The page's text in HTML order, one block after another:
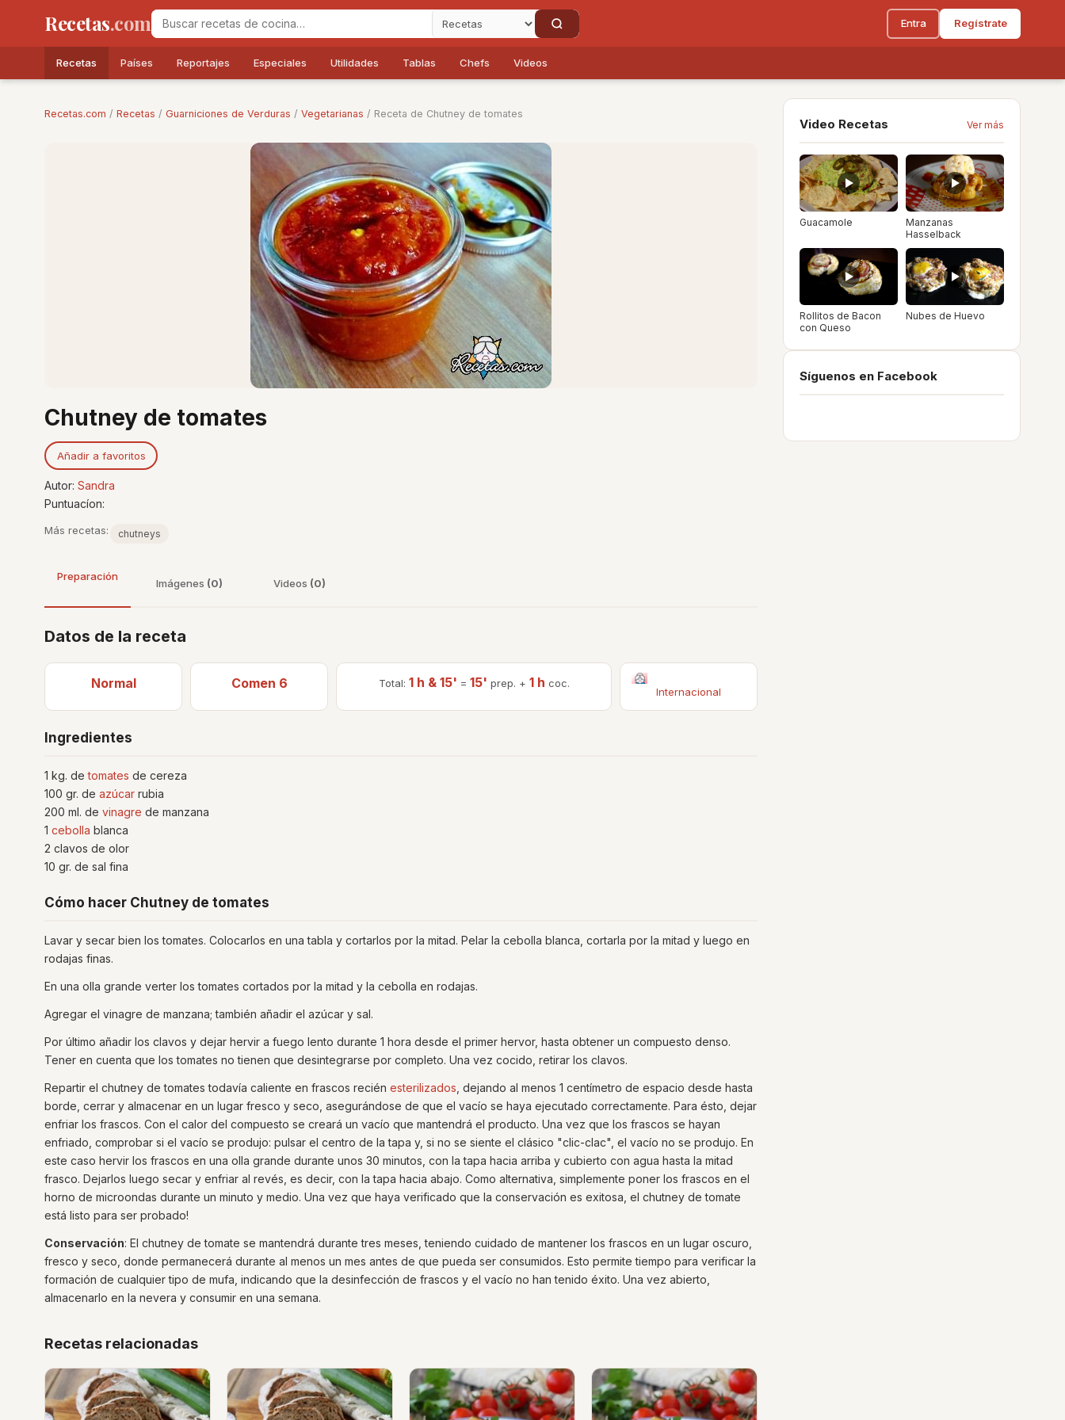
Recetas.com Entra Regístrate
Recetas Países Reportajes Especiales Utilidades Tablas Chefs Videos
Recetas.com / Recetas / Guarniciones de Verduras / Vegetarianas / Receta de Chutney de tomates
Chutney de tomates
Añadir a favoritos
Autor: Sandra
Puntuacíon:
Más recetas: chutneys
Preparación
Imágenes (0) Videos (0)
Datos de la receta
Normal Comen 6 Total: 1 h & 15' = 15' prep. + 1 h coc.
Internacional
Ingredientes
1 kg. detomates de cereza
100 gr. de azúcar rubia
200 ml. de vinagre de manzana
1 cebolla blanca
2 clavos de olor
10 gr. de sal fina
Cómo hacer Chutney de tomates
Lavar y secar bien los tomates. Colocarlos en una tabla y cortarlos por la mitad. Pelar la cebolla blanca, cortarla por la mitad y luego en
rodajas finas.
En una olla grande verter los tomates cortados por la mitad y la cebolla en rodajas.
Agregar el vinagre de manzana; también añadir el azúcar y sal.
Por último añadir los clavos y dejar hervir a fuego lento durante 1 hora desde el primer hervor, hasta obtener un compuesto denso.
Tener en cuenta que los tomates no tienen que desintegrarse por completo. Una vez cocido, retirar los clavos.
Repartir el chutney de tomates todavía caliente en frascos recién esterilizados , dejando al menos 1 centímetro de espacio desde hasta
borde, cerrar y almacenar en un lugar fresco y seco, asegurándose de que el vacío se haya ejecutado correctamente. Para ésto, dejar
enfriar los frascos. Con el calor del compuesto se creará un vacío que mantendrá el producto. Una vez que los frascos se hayan
enfriado, comprobar si el vacío se produjo: pulsar el centro de la tapa y, si no se siente el clásico "clic-clac", el vacío no se produjo. En
este caso hervir los frascos en una olla grande durante unos 30 minutos, con la tapa hacia arriba y cubierto con agua hasta la mitad
frasco. Dejarlos luego secar y enfriar al revés, es decir, con la tapa hacia abajo. Como alternativa, simplemente poner los frascos en el
horno de microondas durante un minuto y medio. Una vez que haya verificado que la conservación es exitosa, el chutney de tomate
está listo para ser probado!
Conservación: El chutney de tomate se mantendrá durante tres meses, teniendo cuidado de mantener los frascos en un lugar oscuro,
fresco y seco, donde permanecerá durante al menos un mes antes de que pueda ser consumidos. Esto permite tiempo para verificar la
formación de cualquier tipo de mufa, indicando que la desinfección de frascos y el vacío no han tenido éxito. Una vez abierto,
almacenarlo en la nevera y consumir en una semana.
Recetas relacionadas
Video Recetas Ver más
Guacamole
Manzanas
Hasselback
Rollitos de Bacon
con Queso
Nubes de Huevo
Síguenos en Facebook